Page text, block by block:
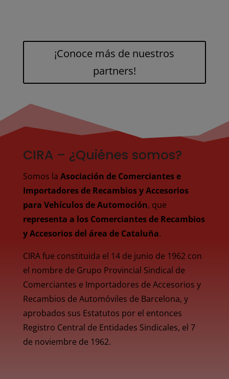
¡Conoce más de nuestros
partners!
CIRA – ¿Quiénes somos?
Somos la Asociación de Comerciantes e
Importadores de Recambios y Accesorios
para Vehículos de Automoción, que
representa a los Comerciantes de Recambios
y Accesorios del área de Cataluña.
CIRA fue constituida el 14 de junio de 1962 con
el nombre de Grupo Provincial Sindical de
Comerciantes e Importadores de Accesorios y
Recambios de Automóviles de Barcelona, y
aprobados sus Estatutos por el entonces
Registro Central de Entidades Sindicales, el 7
de noviembre de 1962.